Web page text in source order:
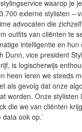
waarop je
externe stylisten –
advocaten die
outfits van cliënten te
intelligentie en hun
Dunn, vice president
is logischerwijs
heen leren we steeds
als gevolg dat onze
worden. Onze stylisten
die we van cliënten
ook op.’